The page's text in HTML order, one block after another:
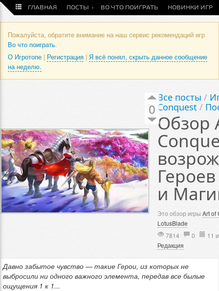
ГЛАВНАЯ ПОСТЫ ВО ЧТО ПОИГРАТЬ НОВИНКИ ИГР
Пожалуйста, обратите внимание на наш сервис рекомендаций игр
Во что поиграть.
О Игротопе | Регистрация | Я всё понял, скрыть данное сообщение
на неделю.
0
Все посты /
Conquest /
Обзор
и
Это обзор игры Art of
LotusBlade
7814
0
11
Редакция
Давно забытое чувство — такие Герои, из которых не
выбросили ни одного важного элемента, передав все былые
ощущения 1 к 1...